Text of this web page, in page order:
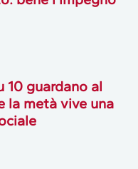
10 guardano al
la metà vive una